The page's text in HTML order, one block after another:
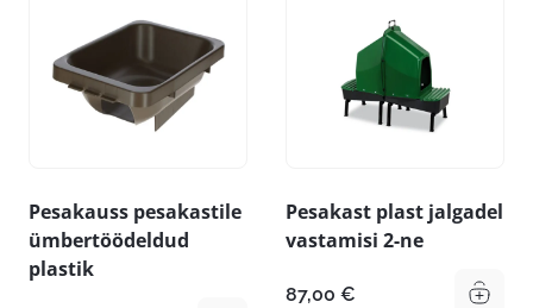
Pesakauss pesakastile
ümbertöödeldud
plastik
Pesakast plast jalgadel
vastamisi 2-ne
87,00 €